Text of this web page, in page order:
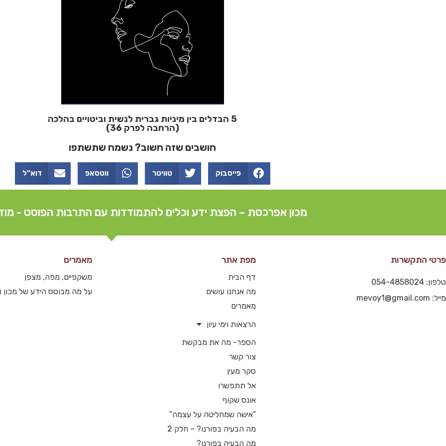
5 הבדלים בין מיניות גברית לנשית וביטויים בהלכה
(הרחבה לפרק 36)
חושבים שזה חשוב? נשמח שתשתפו
פייסבוק טוויטר ווטסאפ דוא"ל
מכון אפרכסת – הפצת ידע וכלים להתמודדות עם התרבות הפוסט -
פרטי התקשרות
טלפון: 054-4858024
מייל: mevoy1@gmail.com
מפת אתר
דף הבית
מה אנחנו עושים
מאמרים
הרצאות וימי עיון
הספר- מה את מבקשת
צור קשר
סקר מעין
אל תתפשרו
אונס שקוף
“אישה שמחליטה על עצמה”
מה הבעיה בפורנו? – חלק 2
מה הבעיה בפורנו?
מאמרים
משקפיים, מפה, מצפן
על מה מבוסס הידע של